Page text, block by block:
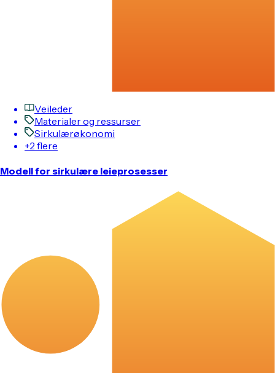
Veileder
Materialer og ressurser
Sirkulærøkonomi
+2 flere
Modell for sirkulære leieprosesser